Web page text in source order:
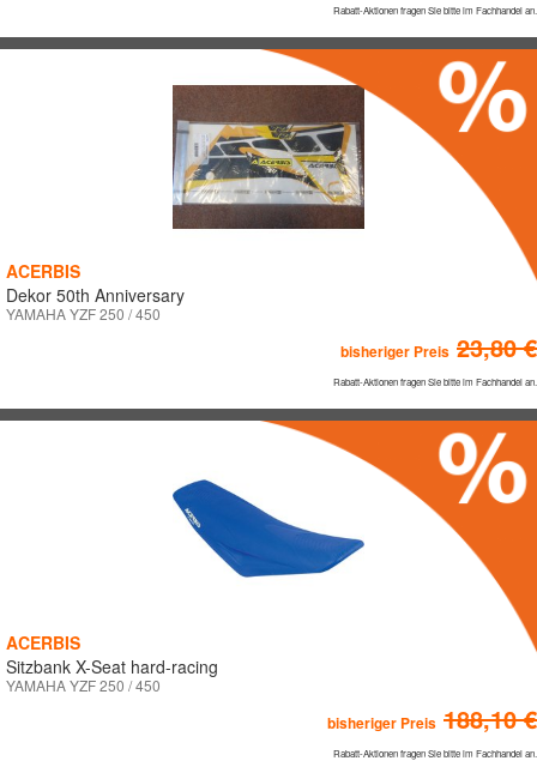
Rabatt-Aktionen fragen Sie bitte im Fachhandel an.
ACERBIS
Dekor 50th Anniversary
YAMAHA YZF 250 / 450
bisheriger Preis 23,80 €
Rabatt-Aktionen fragen Sie bitte im Fachhandel an.
ACERBIS
Sitzbank X-Seat hard-racing
YAMAHA YZF 250 / 450
bisheriger Preis 188,10 €
Rabatt-Aktionen fragen Sie bitte im Fachhandel an.